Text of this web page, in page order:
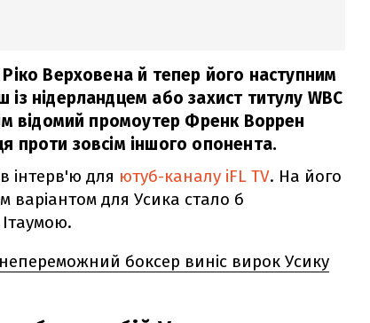
Верховена й тепер його наступним
нідерландцем або захист титулу WBC
відомий промоутер Френк Воррен
проти зовсім іншого опонента.
інтерв'ю для ютуб-каналу iFL TV. На його
для Усика стало б
боксер виніс вирок Усику